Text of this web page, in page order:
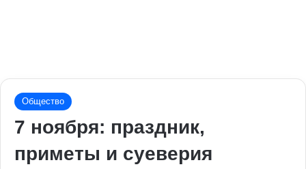
Общество
7 ноября: праздник,
приметы и суеверия